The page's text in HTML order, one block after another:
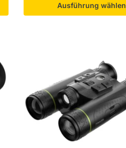
Ausführung wählen